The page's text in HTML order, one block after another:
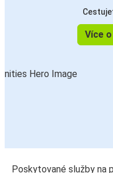
Více
Poskytované služby na